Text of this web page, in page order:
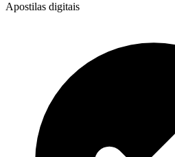
Apostilas digitais